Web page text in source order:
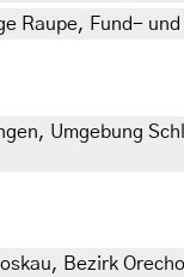
Raupe, Fund-
Umgebung
Bezirk